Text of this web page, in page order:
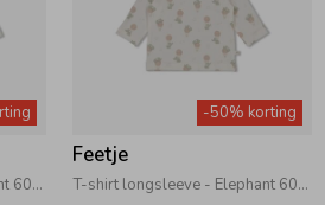
T-shirt longsleeve - Elephant 600 Offwhite
-50% korting
Feetje
T-shirt longsleeve - Elephant 600 Offwhite